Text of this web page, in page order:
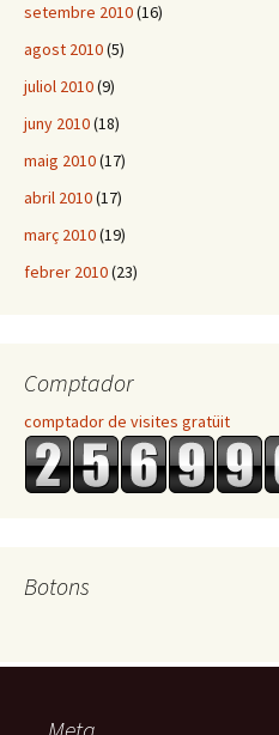
setembre 2010(16)
agost 2010(5)
juliol 2010(9)
juny 2010(18)
maig 2010(17)
abril 2010(17)
març 2010(19)
febrer 2010(23)
Comptador
comptador de visites gratüit
Botons